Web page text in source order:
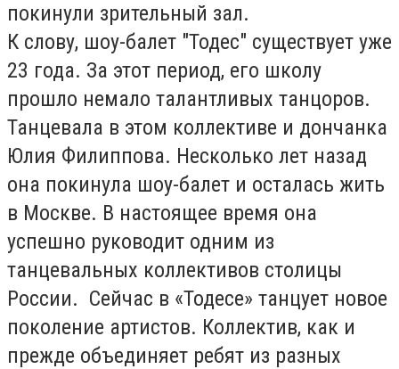
покинули зрительный зал.
К слову, шоу-балет "Тодес" существует уже
23 года. За этот период, его школу
прошло немало талантливых танцоров.
Танцевала в этом коллективе и дончанка
Юлия Филиппова. Несколько лет назад
она покинула шоу-балет и осталась жить
в Москве. В настоящее время она
успешно руководит одним из
танцевальных коллективов столицы
России. Сейчас в «Тодесе» танцует новое
поколение артистов. Коллектив, как и
прежде объединяет ребят из разных